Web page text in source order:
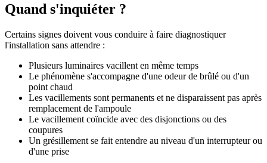
Quand s'inquiéter ?
Certains signes doivent vous conduire à faire diagnostiquer
l'installation sans attendre :
Plusieurs luminaires vacillent en même temps
Le phénomène s'accompagne d'une odeur de brûlé ou d'un
point chaud
Les vacillements sont permanents et ne disparaissent pas après
remplacement de l'ampoule
Le vacillement coïncide avec des disjonctions ou des
coupures
Un grésillement se fait entendre au niveau d'un interrupteur ou
d'une prise